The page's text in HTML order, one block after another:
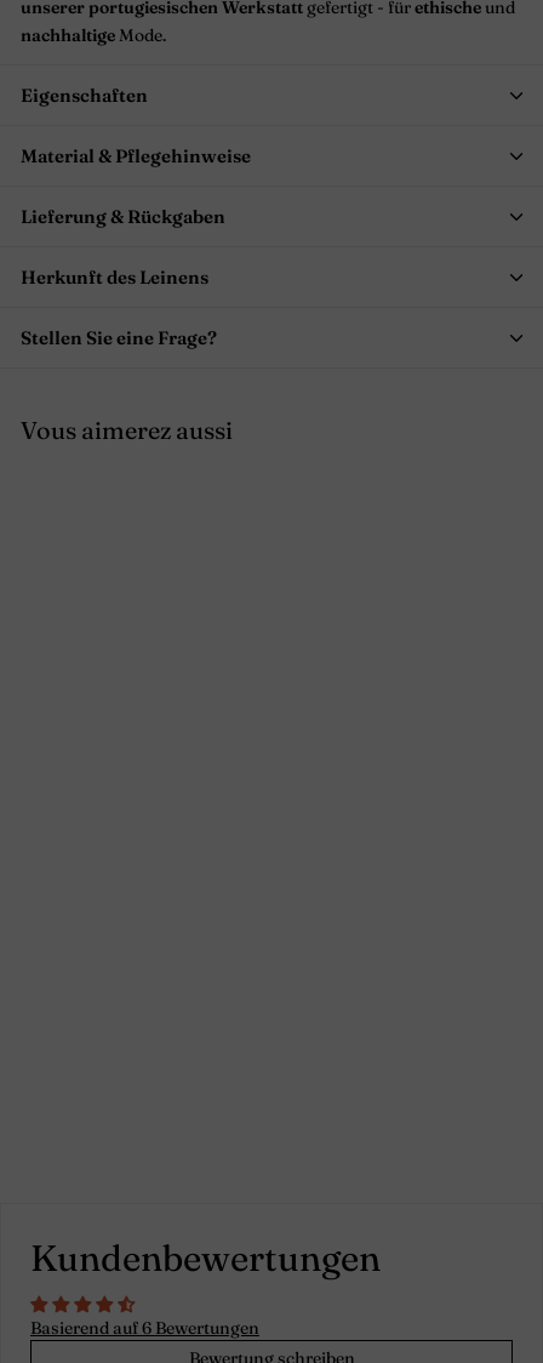
unserer portugiesischen Werkstatt gefertigt - fürethische und
nachhaltigeMode.
Eigenschaften
Material & Pflegehinweise
Lieferung & Rückgaben
Herkunft des Leinens
Stellen Sie eine Frage?
Vous aimerez aussi
Kundenbewertungen
Basierend auf 6 Bewertungen